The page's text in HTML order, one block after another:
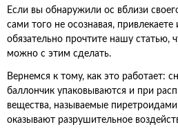
Если вы обнаружили ос вблизи
сами того не осознавая,
обязательно прочтите нашу статью,
можно с этим сделать.
Вернемся к тому, как это работает:
баллончик упаковываются и при
вещества, называемые
оказывают разрушительное